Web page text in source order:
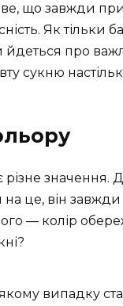
що завжди
Як тільки
йдеться про
сукню
значення.
це, він
— колір
випадку